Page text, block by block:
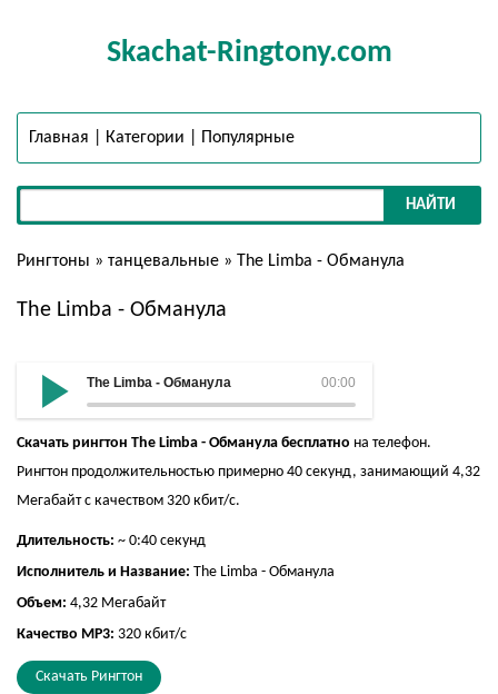
Skachat-Ringtony.com
Главная Категории Популярные
НАЙТИ
Рингтоны » танцевальные » The Limba - Обманула
The Limba - Обманула
00:00
The Limba - Обманула
Скачать рингтон The Limba - Обманула бесплатно на телефон.
Рингтон продолжительностью примерно 40 секунд, занимающий 4,32
Мегабайт с качеством 320 кбит/с.
Длительность: ~ 0:40 секунд
Исполнитель и Название: The Limba - Обманула
Объем: 4,32 Мегабайт
Качество MP3: 320 кбит/с
Скачать Рингтон